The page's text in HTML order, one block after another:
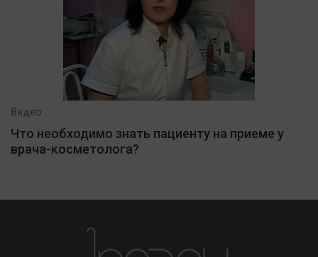
Видео
Что необходимо знать пациенту на приеме у
врача-косметолога?